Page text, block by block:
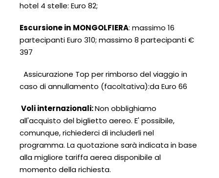
hotel 4 stelle: Euro 82;
Escursione in MONGOLFIERA: massimo 16
partecipanti Euro 310; massimo 8 partecipanti €
397
Assicurazione Top per rimborso del viaggio in
caso di annullamento (facoltativa):da Euro 66
Voli internazionali:Non obblighiamo
all'acquisto del biglietto aereo. E' possibile,
comunque, richiederci di includerli nel
programma. La quotazione sarà indicata in base
alla migliore tariffa aerea disponibile al
momento della richiesta.